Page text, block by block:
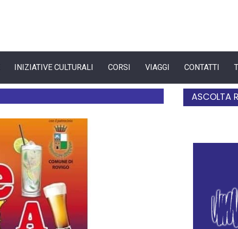
INIZIATIVE CULTURALI CORSI VIAGGI CONTATTI
ASCOLTA